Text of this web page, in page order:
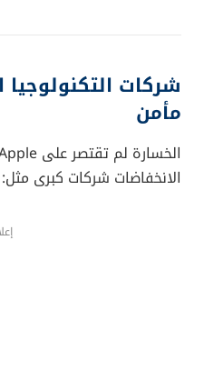
شركات
مأمن
الانخفاضات شركات كبرى مثل: